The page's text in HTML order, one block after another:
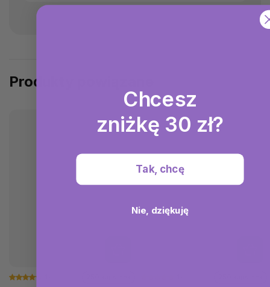
Produkty powiązane
Chcesz
zniżkę 30 zł?
Tak, chcę
Nie, dziękuję